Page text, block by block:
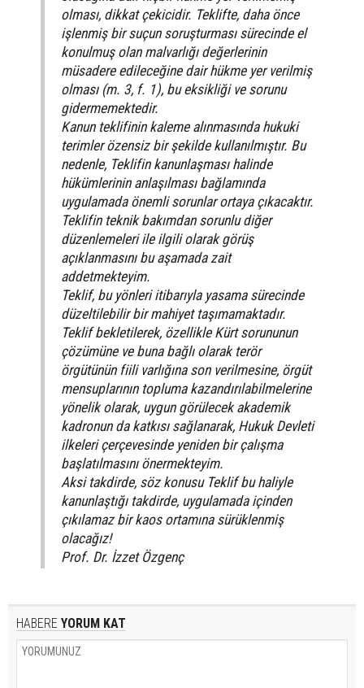
olması, dikkat çekicidir. Teklifte, daha önce
işlenmiş bir suçun soruşturması sürecinde el
konulmuş olan malvarlığı değerlerinin
müsadere edileceğine dair hükme yer verilmiş
olması (m. 3, f. 1), bu eksikliği ve sorunu
gidermemektedir.
Kanun teklifinin kaleme alınmasında hukuki
terimler özensiz bir şekilde kullanılmıştır. Bu
nedenle, Teklifin kanunlaşması halinde
hükümlerinin anlaşılması bağlamında
uygulamada önemli sorunlar ortaya çıkacaktır.
Teklifin teknik bakımdan sorunlu diğer
düzenlemeleri ile ilgili olarak görüş
açıklanmasını bu aşamada zait
addetmekteyim.
Teklif, bu yönleri itibarıyla yasama sürecinde
düzeltilebilir bir mahiyet taşımamaktadır.
Teklif bekletilerek, özellikle Kürt sorununun
çözümüne ve buna bağlı olarak terör
örgütünün fiili varlığına son verilmesine, örgüt
mensuplarının topluma kazandırılabilmelerine
yönelik olarak, uygun görülecek akademik
kadronun da katkısı sağlanarak, Hukuk Devleti
ilkeleri çerçevesinde yeniden bir çalışma
başlatılmasını önermekteyim.
Aksi takdirde, söz konusu Teklif bu haliyle
kanunlaştığı takdirde, uygulamada içinden
çıkılamaz bir kaos ortamına sürüklenmiş
olacağız!
Prof. Dr. İzzet Özgenç
HABERE YORUM KAT